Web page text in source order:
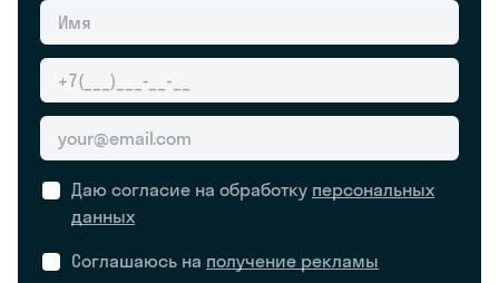
Даю согласие на обработку персональных
данных
Соглашаюсь на получение рекламы